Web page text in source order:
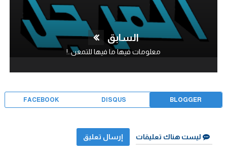
السابق
معلومات فيها ما فيها للتمعن..!
BLOGGER
DISQUS
FACEBOOK
ليست هناك تعليقات إرسال تعليق